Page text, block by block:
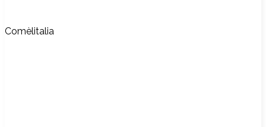
Comèlitalia